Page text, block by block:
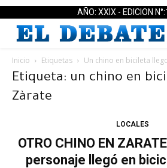
AÑO: XXIX - EDICION
Inicio Etiquetas Un chino en bicileta
Etiqueta: un chino en
Zàrate
LOCALES
OTRO CHINO EN
personaje llegó en